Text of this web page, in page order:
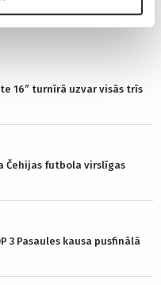
16” turnīrā uzvar visās trīs
Čehijas futbola virslīgas
3 Pasaules kausa pusfinālā